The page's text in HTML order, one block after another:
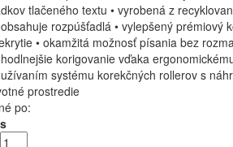
tlačeného textu • vyrobená z
rozpúšťadlá • vylepšený prémiový
• okamžitá možnosť písania bez
korigovanie vďaka
systému korekčných rollerov s
prostredie
po: